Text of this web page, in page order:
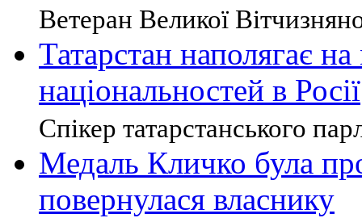
Ветеран Великої
Татарстан наполягає на
національностей в Росії
Спікер татарстанського
Медаль Кличко була
повернулася власнику